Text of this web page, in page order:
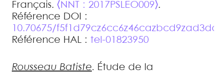
Français. ⟨NNT : 2017PSLEO009⟩.
Référence DOI :
10.70675/
Référence HAL : tel-01823950
Rousseau Batiste. Étude de la